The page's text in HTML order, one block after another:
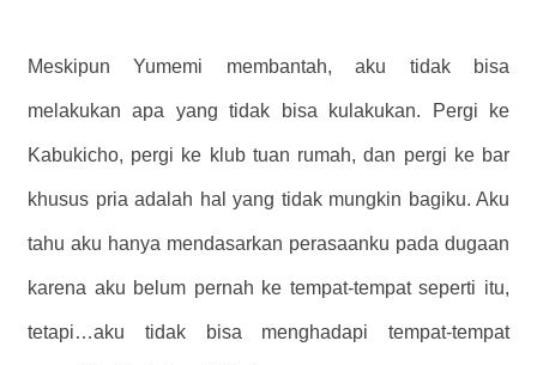
Meskipun Yumemi membantah, aku tidak bisa
melakukan apa yang tidak bisa kulakukan. Pergi ke
Kabukicho, pergi ke klub tuan rumah, dan pergi ke bar
khusus pria adalah hal yang tidak mungkin bagiku. Aku
tahu aku hanya mendasarkan perasaanku pada dugaan
karena aku belum pernah ke tempat-tempat seperti itu,
tetapi…aku tidak bisa menghadapi tempat-tempat